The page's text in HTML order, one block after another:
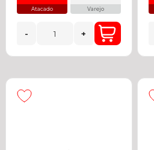
Atacado Varejo
- +